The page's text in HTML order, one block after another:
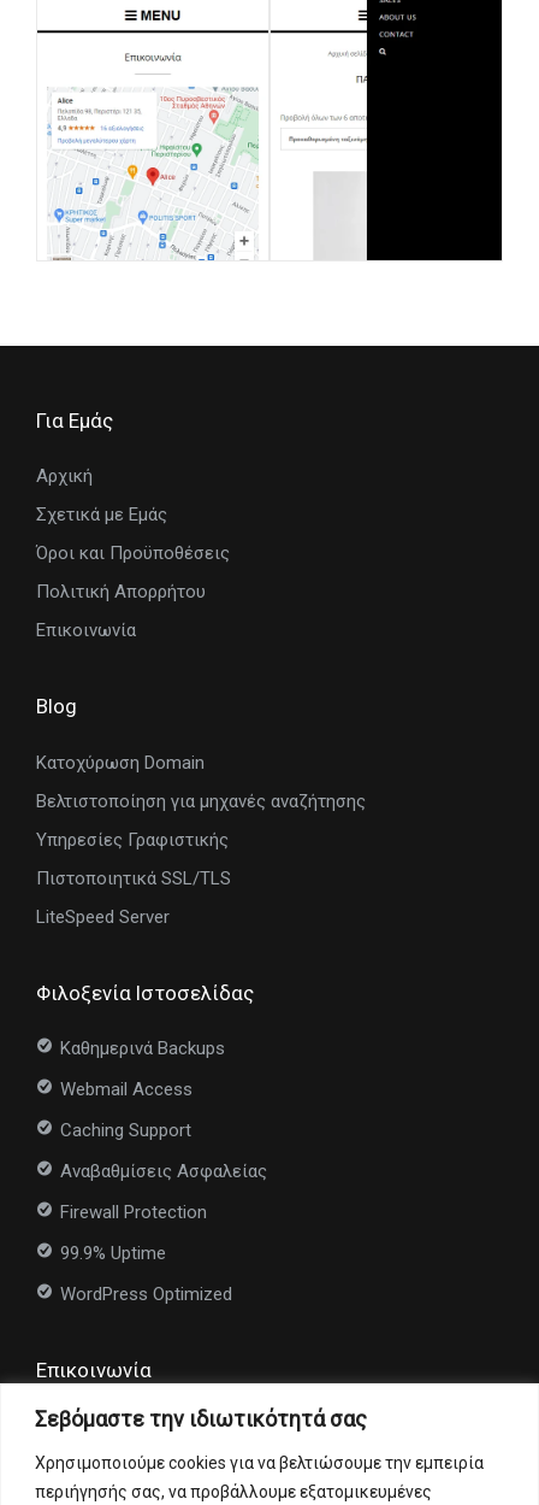
Σεβόμαστε την ιδιωτικότητά σας
Χρησιμοποιούμε cookies για να βελτιώσουμε την εμπειρία
περιήγησής σας, να προβάλλουμε εξατομικευμένες
Για Εμάς
Αρχική
Σχετικά με Εμάς
Όροι και Προϋποθέσεις
Πολιτική Απορρήτου
Επικοινωνία
Blog
Κατοχύρωση Domain
Βελτιστοποίηση για μηχανές αναζήτησης
Υπηρεσίες Γραφιστικής
Πιστοποιητικά SSL/TLS
LiteSpeed Server
Φιλοξενία Ιστοσελίδας
Καθημερινά Backups
Webmail Access
Caching Support
Αναβαθμίσεις Ασφαλείας
Firewall Protection
99.9% Uptime
WordPress Optimized
Επικοινωνία
Για ερωτήσεις ή πληροφορίες επικοινωνήστε μαζί μας
στοinfo@nexioweb.com.